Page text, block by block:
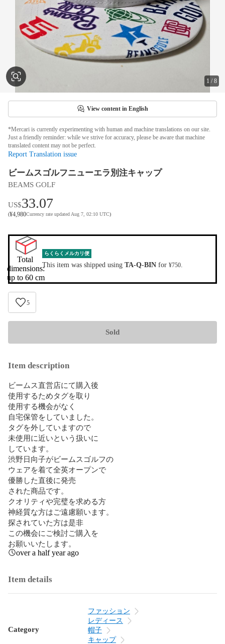
1 /8
View content in English
*Mercari is currently experimenting with human and machine translations on our site.
Just a friendly reminder: while we strive for accuracy, please be aware that machine
translated content may not be perfect.
Report Translation issue
ビームスゴルフニューエラ別注キャップ
BEAMS GOLF
US$33.07
(¥4,980Currency rate updated Aug 7, 02:10 UTC)
Total
dimensions:
up to 60 cm
らくらくメルカリ便
This item was shipped using TA-Q-BIN for ¥750.
5
Sold
Item description
ビームス直営店にて購入後
使用するためタグを取り
使用する機会がなく
自宅保管をしていました。
タグを外していますので
未使用に近いという扱いに
しています。
渋野日向子がビームスゴルフの
ウェアを着て全英オープンで
優勝した直後に発売
された商品です。
クオリティや完璧を求める方
神経質な方はご遠慮願います。
探されていた方は是非
この機会にご検討ご購入を
お願いいたします。
over a half year ago
Item details
Category
ファッション
レディース
帽子
キャップ